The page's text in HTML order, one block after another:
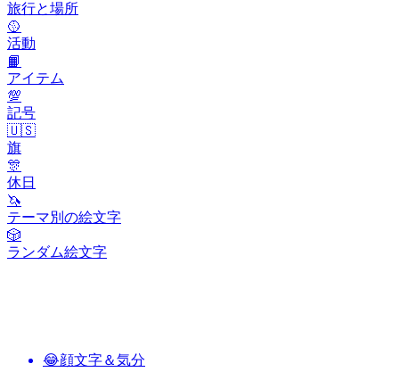
旅行と場所
🥎
活動
📙
アイテム
💯
記号
🇺🇸
旗
🎊
休日
🦄
テーマ別の絵文字
🎲
ランダム絵文字
😂顔文字＆気分